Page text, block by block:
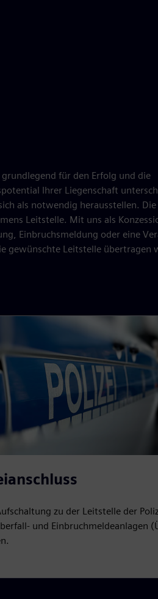
für den Erfolg und die
Ihrer Liegenschaft
als notwendig herausstellen. Die
Leitstelle. Mit uns als
Einbruchsmeldung oder eine
gewünschte Leitstelle übertragen
zu der Leitstelle der
und Einbruchmeldeanlagen